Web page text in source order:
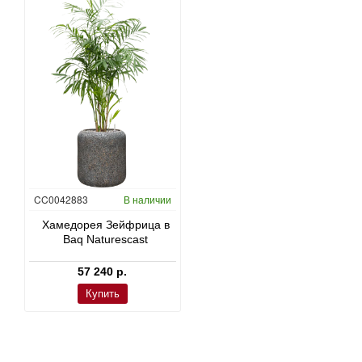
CC0042883 В наличии
Хамедорея Зейфрица в
Baq Naturescast
57 240 р.
Купить
CC0039051 В наличии
Плеомела (Драцена)
‘Анита’ в Rough
23 040 р.